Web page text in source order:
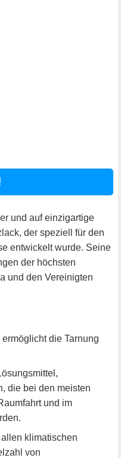
und auf einzigartige
der speziell für den
entwickelt wurde. Seine
der höchsten
und den Vereinigten
die Tarnung
die bei den meisten
und im
klimatischen
von